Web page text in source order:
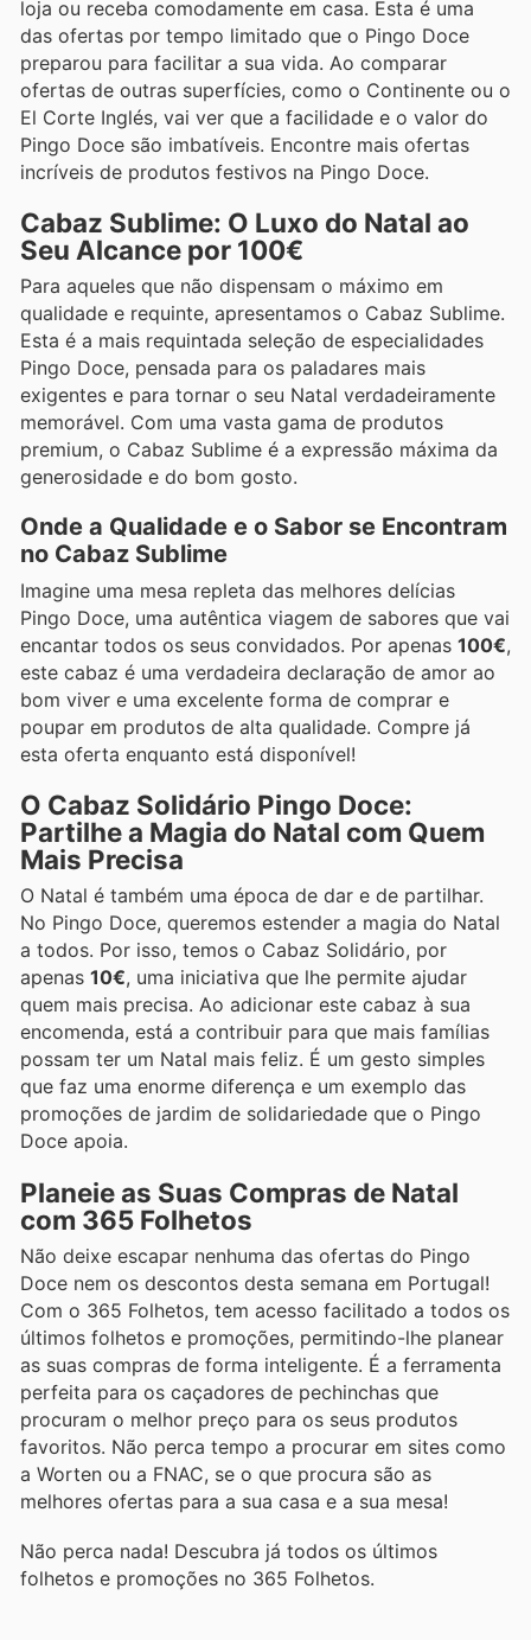
loja ou receba comodamente em casa. Esta é uma
das ofertas por tempo limitado que o Pingo Doce
preparou para facilitar a sua vida. Ao comparar
ofertas de outras superfícies, como o Continente ou o
El Corte Inglés, vai ver que a facilidade e o valor do
Pingo Doce são imbatíveis. Encontre mais ofertas
incríveis de produtos festivos na Pingo Doce.
Cabaz Sublime: O Luxo do Natal ao
Seu Alcance por 100€
Para aqueles que não dispensam o máximo em
qualidade e requinte, apresentamos o Cabaz Sublime.
Esta é a mais requintada seleção de especialidades
Pingo Doce, pensada para os paladares mais
exigentes e para tornar o seu Natal verdadeiramente
memorável. Com uma vasta gama de produtos
premium, o Cabaz Sublime é a expressão máxima da
generosidade e do bom gosto.
Onde a Qualidade e o Sabor se Encontram
no Cabaz Sublime
Imagine uma mesa repleta das melhores delícias
Pingo Doce, uma autêntica viagem de sabores que vai
encantar todos os seus convidados. Por apenas 100€,
este cabaz é uma verdadeira declaração de amor ao
bom viver e uma excelente forma de comprar e
poupar em produtos de alta qualidade. Compre já
esta oferta enquanto está disponível!
O Cabaz Solidário Pingo Doce:
Partilhe a Magia do Natal com Quem
Mais Precisa
O Natal é também uma época de dar e de partilhar.
No Pingo Doce, queremos estender a magia do Natal
a todos. Por isso, temos o Cabaz Solidário, por
apenas 10€, uma iniciativa que lhe permite ajudar
quem mais precisa. Ao adicionar este cabaz à sua
encomenda, está a contribuir para que mais famílias
possam ter um Natal mais feliz. É um gesto simples
que faz uma enorme diferença e um exemplo das
promoções de jardim de solidariedade que o Pingo
Doce apoia.
Planeie as Suas Compras de Natal
com 365 Folhetos
Não deixe escapar nenhuma das ofertas do Pingo
Doce nem os descontos desta semana em Portugal!
Com o 365 Folhetos, tem acesso facilitado a todos os
últimos folhetos e promoções, permitindo-lhe planear
as suas compras de forma inteligente. É a ferramenta
perfeita para os caçadores de pechinchas que
procuram o melhor preço para os seus produtos
favoritos. Não perca tempo a procurar em sites como
a Worten ou a FNAC, se o que procura são as
melhores ofertas para a sua casa e a sua mesa!
Não perca nada! Descubra já todos os últimos
folhetos e promoções no 365 Folhetos.